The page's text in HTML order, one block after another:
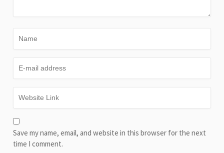
Save my name, email, and website in this browser for the next
time I comment.